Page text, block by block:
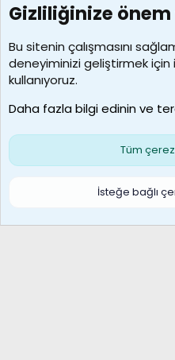
7388
Kullanıcılar
borabekirogluu
Son üye
Çerezler
Gizliliğinize
Bu sitenin çalışmasını
deneyiminizi geliştirmek
kullanıyoruz.
Daha fazla bilgi edinin ve
Tüm
İsteğe bağlı